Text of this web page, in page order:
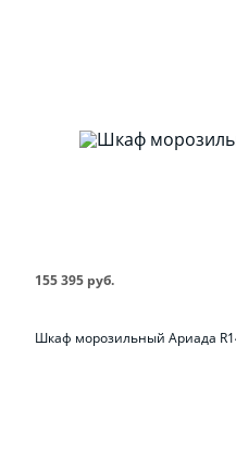
155 395 руб.
Шкаф морозильный Ариада